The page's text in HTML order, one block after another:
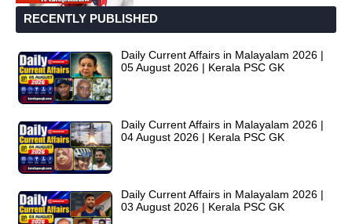
RECENTLY PUBLISHED
Daily Current Affairs in Malayalam 2026 |
05 August 2026 | Kerala PSC GK
Daily Current Affairs in Malayalam 2026 |
04 August 2026 | Kerala PSC GK
Daily Current Affairs in Malayalam 2026 |
03 August 2026 | Kerala PSC GK